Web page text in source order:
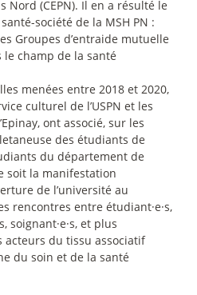
Nord (CEPN). Il en a résulté le
société de la MSH PN :
Groupes d’entraide mutuelle
champ de la santé
menées entre 2018 et 2020,
culturel de l’USPN et les
ont associé, sur les
des étudiants de
du département de
soit la manifestation
de l’université au
rencontres entre étudiant·e·s,
s, soignant·e·s, et plus
acteurs du tissu associatif
du soin et de la santé